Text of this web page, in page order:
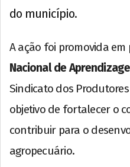
do município.
A ação foi promovida
Nacional de
Sindicato dos
objetivo de fortalecer o
contribuir para o
agropecuário.